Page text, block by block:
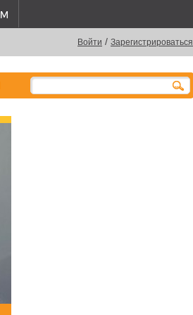
Войти / Зарегистрироваться